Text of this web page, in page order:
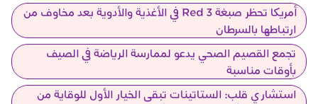
أمريكا تحظر صبغة Red 3 في الأغذية والأدوية بعد مخاوف من
ارتباطها بالسرطان
تجمع القصيم الصحي يدعو لممارسة الرياضة في الصيف
بأوقات مناسبة
استشاري قلب: الستاتينات تبقى الخيار الأول للوقاية من